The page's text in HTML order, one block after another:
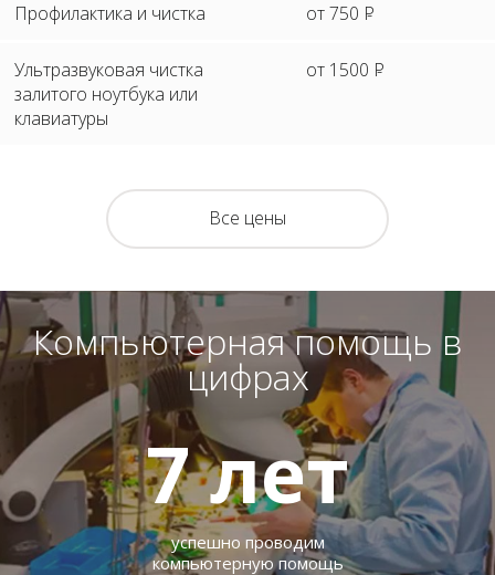
Профилактика и чистка от 750 Р
Ультразвуковая чистка
залитого ноутбука или
клавиатуры
от 1500 Р
Все цены
Компьютерная помощь в
цифрах
7лет
успешно проводим
компьютерную помощь